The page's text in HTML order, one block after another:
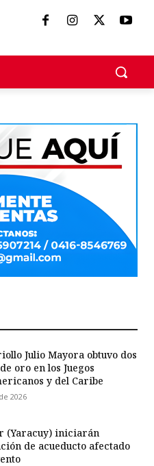
Julio Mayora obtuvo dos
oro en los Juegos
y del Caribe
2026
(Yaracuy) iniciarán
de acueducto afectado